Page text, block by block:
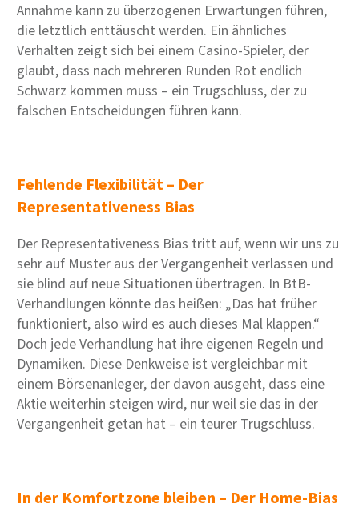
Annahme kann zu überzogenen Erwartungen führen,
die letztlich enttäuscht werden. Ein ähnliches
Verhalten zeigt sich bei einem Casino-Spieler, der
glaubt, dass nach mehreren Runden Rot endlich
Schwarz kommen muss – ein Trugschluss, der zu
falschen Entscheidungen führen kann.
Fehlende Flexibilität – Der
Representativeness Bias
Der Representativeness Bias tritt auf, wenn wir uns zu
sehr auf Muster aus der Vergangenheit verlassen und
sie blind auf neue Situationen übertragen. In BtB-
Verhandlungen könnte das heißen: „Das hat früher
funktioniert, also wird es auch dieses Mal klappen.“
Doch jede Verhandlung hat ihre eigenen Regeln und
Dynamiken. Diese Denkweise ist vergleichbar mit
einem Börsenanleger, der davon ausgeht, dass eine
Aktie weiterhin steigen wird, nur weil sie das in der
Vergangenheit getan hat – ein teurer Trugschluss.
In der Komfortzone bleiben – Der Home-Bias